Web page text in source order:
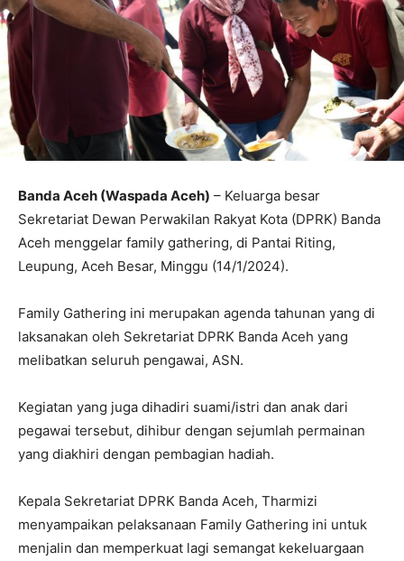
Banda Aceh (Waspada Aceh) – Keluarga besar
Sekretariat Dewan Perwakilan Rakyat Kota (DPRK) Banda
Aceh menggelar family gathering, di Pantai Riting,
Leupung, Aceh Besar, Minggu (14/1/2024).
Family Gathering ini merupakan agenda tahunan yang di
laksanakan oleh Sekretariat DPRK Banda Aceh yang
melibatkan seluruh pengawai, ASN.
Kegiatan yang juga dihadiri suami/istri dan anak dari
pegawai tersebut, dihibur dengan sejumlah permainan
yang diakhiri dengan pembagian hadiah.
Kepala Sekretariat DPRK Banda Aceh, Tharmizi
menyampaikan pelaksanaan Family Gathering ini untuk
menjalin dan memperkuat lagi semangat kekeluargaan